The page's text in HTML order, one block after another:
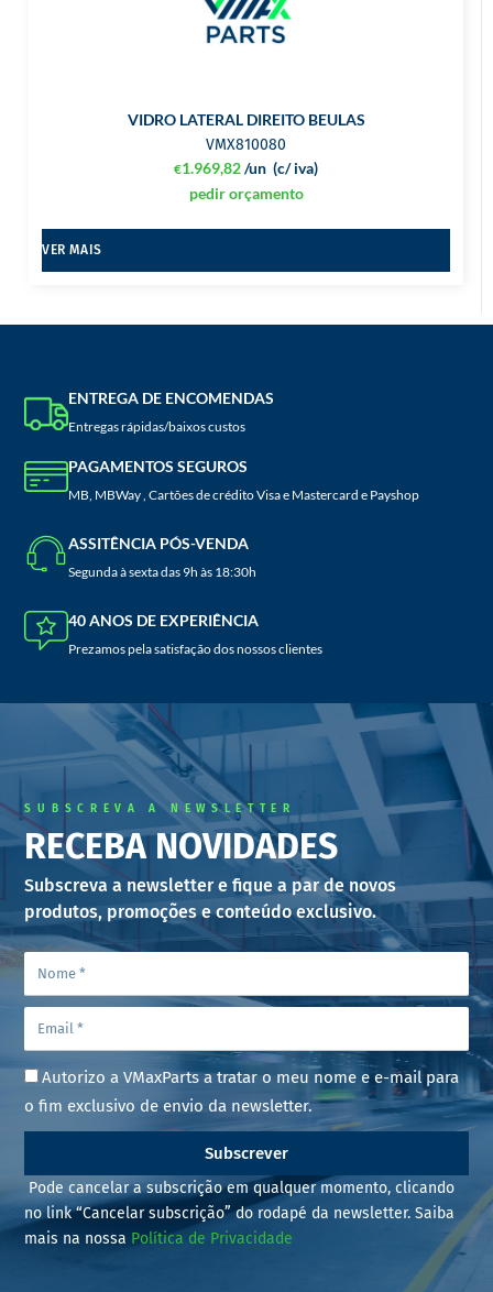
VIDRO LATERAL DIREITO BEULAS
VMX810080
€1.969,82 (c/ iva)
/un
pedir orçamento
VER MAIS
ENTREGA DE ENCOMENDAS
Entregas rápidas/baixos custos
PAGAMENTOS SEGUROS
MB, MBWay , Cartões de crédito Visa e Mastercard e Payshop
ASSITÊNCIA PÓS-VENDA
Segunda à sexta das 9h às 18:30h
40 ANOS DE EXPERIÊNCIA
Prezamos pela satisfação dos nossos clientes
SUBSCREVA A NEWSLETTER
RECEBA NOVIDADES
Subscreva a newsletter e fique a par de novos
produtos, promoções e conteúdo exclusivo.
Autorizo a VMaxParts a tratar o meu nome e e-mail para
o fim exclusivo de envio da newsletter.
Subscrever
Pode cancelar a subscrição em qualquer momento, clicando
no link “Cancelar subscrição” do rodapé da newsletter. Saiba
mais na nossa Política de Privacidade